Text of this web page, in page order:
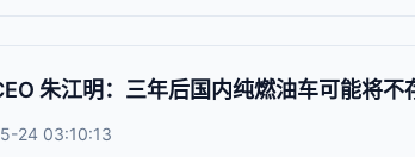
朱江明：三年后国内纯燃油车可能将不
24 03:10:13